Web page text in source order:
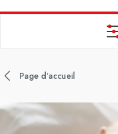
Page d'accueil